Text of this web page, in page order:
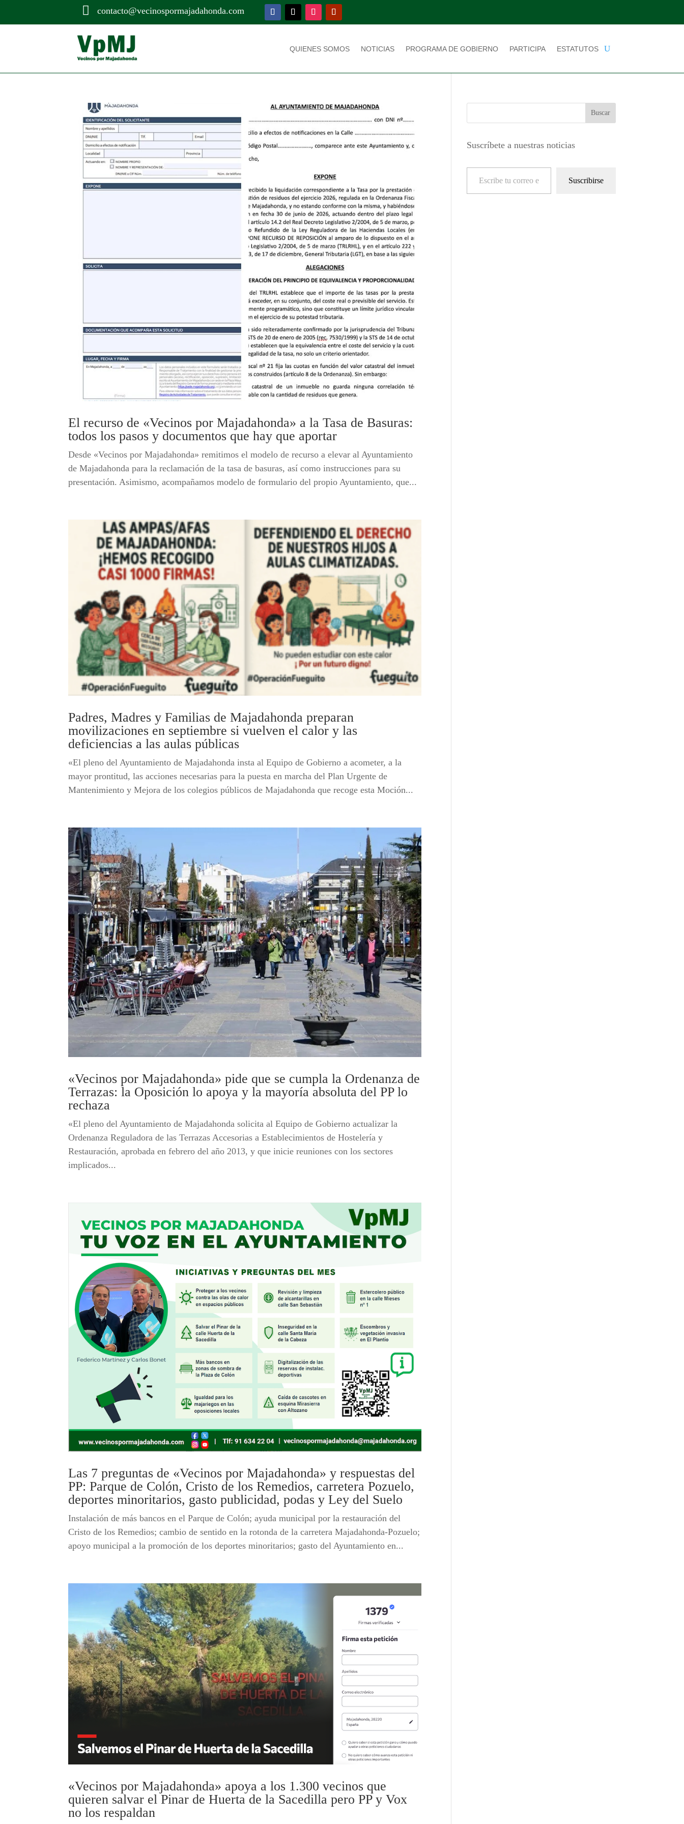
 contacto@vecinospormajadahonda.com
QUIENES SOMOS NOTICIAS PROGRAMA DE GOBIERNO PARTICIPA ESTATUTOS
El recurso de «Vecinos por Majadahonda» a la Tasa de Basuras:
todos los pasos y documentos que hay que aportar
Desde «Vecinos por Majadahonda» remitimos el modelo de recurso a elevar al Ayuntamiento
de Majadahonda para la reclamación de la tasa de basuras, así como instrucciones para su
presentación. Asimismo, acompañamos modelo de formulario del propio Ayuntamiento, que...
Padres, Madres y Familias de Majadahonda preparan
movilizaciones en septiembre si vuelven el calor y las
deficiencias a las aulas públicas
«El pleno del Ayuntamiento de Majadahonda insta al Equipo de Gobierno a acometer, a la
mayor prontitud, las acciones necesarias para la puesta en marcha del Plan Urgente de
Mantenimiento y Mejora de los colegios públicos de Majadahonda que recoge esta Moción...
«Vecinos por Majadahonda» pide que se cumpla la Ordenanza de
Terrazas: la Oposición lo apoya y la mayoría absoluta del PP lo
rechaza
«El pleno del Ayuntamiento de Majadahonda solicita al Equipo de Gobierno actualizar la
Ordenanza Reguladora de las Terrazas Accesorias a Establecimientos de Hostelería y
Restauración, aprobada en febrero del año 2013, y que inicie reuniones con los sectores
implicados...
Las 7 preguntas de «Vecinos por Majadahonda» y respuestas del
PP: Parque de Colón, Cristo de los Remedios, carretera Pozuelo,
deportes minoritarios, gasto publicidad, podas y Ley del Suelo
Instalación de más bancos en el Parque de Colón; ayuda municipal por la restauración del
Cristo de los Remedios; cambio de sentido en la rotonda de la carretera Majadahonda-Pozuelo;
apoyo municipal a la promoción de los deportes minoritarios; gasto del Ayuntamiento en...
«Vecinos por Majadahonda» apoya a los 1.300 vecinos que
quieren salvar el Pinar de Huerta de la Sacedilla pero PP y Vox
no los respaldan
Suscríbete a nuestras noticias
Escribe tu correo electrónico…
Suscribirse